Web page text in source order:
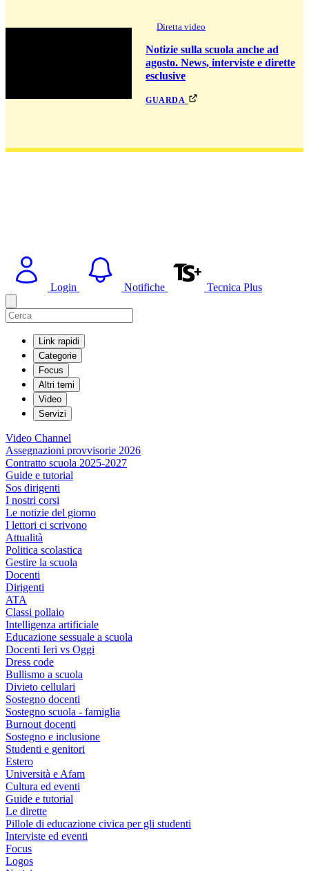
Diretta video
Notizie sulla scuola anche ad
agosto. News, interviste e dirette
esclusive
guarda
Login Notifiche Tecnica Plus
Link rapidi
Categorie
Focus
Altri temi
Video
Servizi
Video Channel
Assegnazioni provvisorie 2026
Contratto scuola 2025-2027
Guide e tutorial
Sos dirigenti
I nostri corsi
Le notizie del giorno
I lettori ci scrivono
Attualità
Politica scolastica
Gestire la scuola
Docenti
Dirigenti
ATA
Classi pollaio
Intelligenza artificiale
Educazione sessuale a scuola
Docenti Ieri vs Oggi
Dress code
Bullismo a scuola
Divieto cellulari
Sostegno docenti
Sostegno scuola - famiglia
Burnout docenti
Sostegno e inclusione
Studenti e genitori
Estero
Università e Afam
Cultura ed eventi
Guide e tutorial
Le dirette
Pillole di educazione civica per gli studenti
Interviste ed eventi
Focus
Logos